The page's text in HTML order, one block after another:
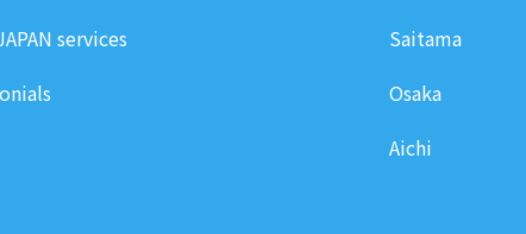
services
Saitama
Osaka
Aichi